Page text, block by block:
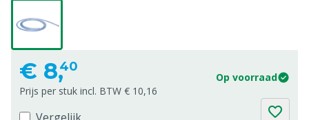
€ 8,40
Op voorraad
Prijs per stuk incl. BTW € 10,16